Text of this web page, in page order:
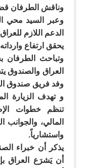
وناقش الطرفان
وعبر السيد محي
الدعم اللازم
يحقق ارتفاع
وتباحث الطرفان
العراق والصندوق
وفد فريق صندوق
و تهدف الزيارة
تنظم خطوات
المالي، والجوانب
واستشارياً.
يذكر أن خبراء
أن يَشرَع العراق